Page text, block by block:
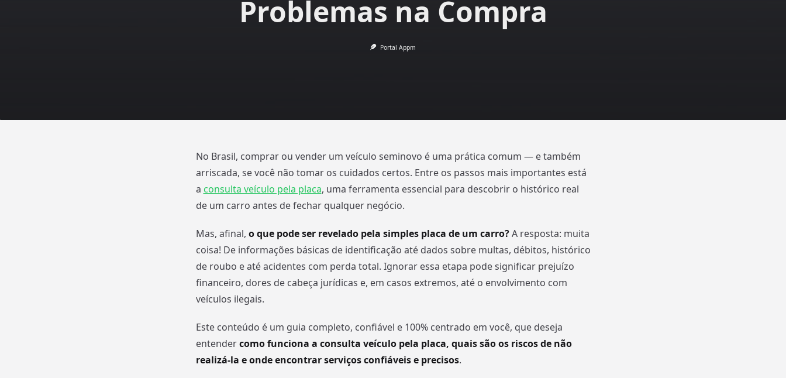
Problemas na Compra
Portal Appm
No Brasil, comprar ou vender um veículo seminovo é uma prática comum — e também
arriscada, se você não tomar os cuidados certos. Entre os passos mais importantes está
a consulta veículo pela placa, uma ferramenta essencial para descobrir o histórico real
de um carro antes de fechar qualquer negócio.
Mas, afinal, o que pode ser revelado pela simples placa de um carro?A resposta: muita
coisa! De informações básicas de identificação até dados sobre multas, débitos, histórico
de roubo e até acidentes com perda total. Ignorar essa etapa pode significar prejuízo
financeiro, dores de cabeça jurídicas e, em casos extremos, até o envolvimento com
veículos ilegais.
Este conteúdo é um guia completo, confiável e 100% centrado em você, que deseja
entendercomo funciona a consulta veículo pela placa, quais são os riscos de não
realizá-la e onde encontrar serviços confiáveis e precisos.